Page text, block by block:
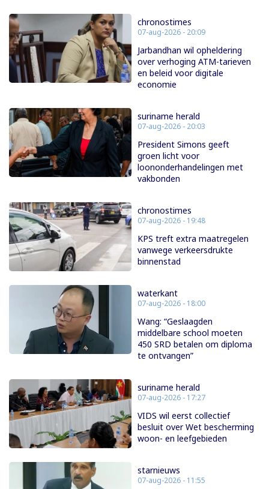
chronostimes
07-aug-2026 - 20:09
Jarbandhan wil opheldering
over verhoging ATM-tarieven
en beleid voor digitale
economie
suriname herald
07-aug-2026 - 20:03
President Simons geeft
groen licht voor
loononderhandelingen met
vakbonden
chronostimes
07-aug-2026 - 19:48
KPS treft extra maatregelen
vanwege verkeersdrukte
binnenstad
waterkant
07-aug-2026 - 18:00
Wang: “Geslaagden
middelbare school moeten
450 SRD betalen om diploma
te ontvangen”
suriname herald
07-aug-2026 - 17:27
VIDS wil eerst collectief
besluit over Wet bescherming
woon- en leefgebieden
starnieuws
07-aug-2026 - 11:55